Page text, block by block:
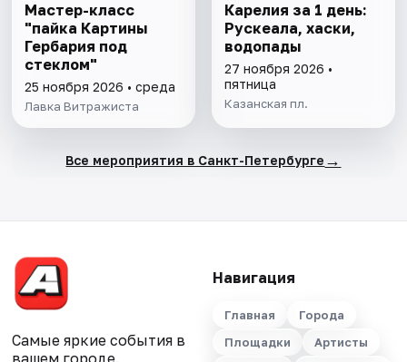
Мастер-класс
"пайка Картины
Гербария под
стеклом"
25 ноября 2026 • среда
Лавка Витражиста
Карелия за 1 день:
Рускеала, хаски,
водопады
27 ноября 2026 •
пятница
Казанская пл.
Все мероприятия в Санкт-Петербурге →
Самые яркие события в
Навигация
Главная
Города
Площадки
Артисты